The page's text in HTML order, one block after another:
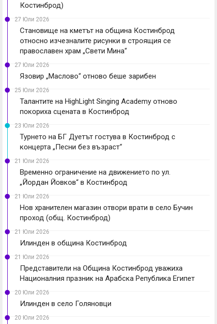
Костинброд)
27 Юли 2026
Становище на кметът на община Костинброд
относно изчезналите рисунки в строящия се
православен храм „Свети Мина“
27 Юли 2026
Язовир „Маслово“ отново беше зарибен
25 Юли 2026
Талантите на HighLight Singing Academy отново
покориха сцената в Костинброд
23 Юли 2026
Турнето на БГ Дуетът гостува в Костинброд с
концерта „Песни без възраст“
21 Юли 2026
Временно ограничение на движението по ул.
„Йордан Йовков“ в Костинброд
21 Юли 2026
Нов хранителен магазин отвори врати в село Бучин
проход (общ. Костинброд)
21 Юли 2026
Илинден в община Костинброд
21 Юли 2026
Представители на Община Костинброд уважиха
Националния празник на Арабска Република Египет
20 Юли 2026
Илинден в село Голяновци
20 Юли 2026